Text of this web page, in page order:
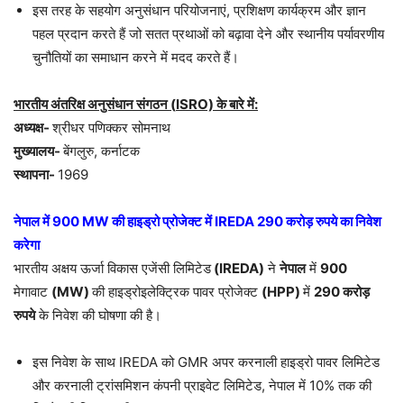
इस तरह के सहयोग अनुसंधान परियोजनाएं, प्रशिक्षण कार्यक्रम और ज्ञान
पहल प्रदान करते हैं जो सतत प्रथाओं को बढ़ावा देने और स्थानीय पर्यावरणीय
चुनौतियों का समाधान करने में मदद करते हैं।
भारतीय अंतरिक्ष अनुसंधान संगठन (ISRO)के बारे में:
अध्यक्ष- श्रीधर पणिक्कर सोमनाथ
मुख्यालय- बेंगलुरु, कर्नाटक
स्थापना- 1969
नेपाल में900 MWकी हाइड्रो प्रोजेक्ट मेंIREDA 290करोड़ रुपये का निवेश
करेगा
भारतीय अक्षय ऊर्जा विकास एजेंसी लिमिटेड(IREDA) नेनेपालमें 900
मेगावाट (MW)की हाइड्रोइलेक्ट्रिक पावर प्रोजेक्ट (HPP)में 290करोड़
रुपयेके निवेश की घोषणा की है।
इस निवेश के साथ IREDA को GMR अपर करनाली हाइड्रो पावर लिमिटेड
और करनाली ट्रांसमिशन कंपनी प्राइवेट लिमिटेड, नेपाल में 10% तक की